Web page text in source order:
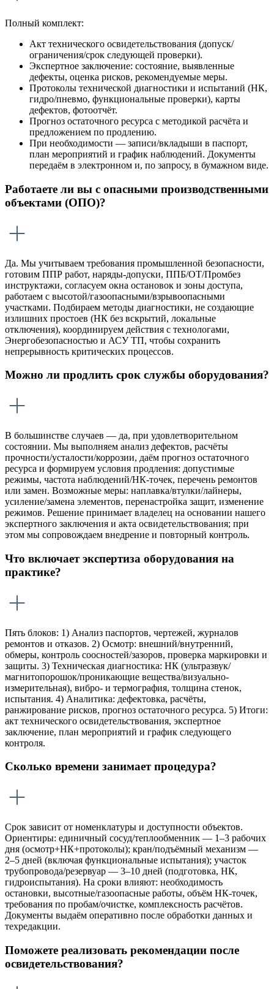
Полный комплект:
Акт технического освидетельствования (допуск/
ограничения/срок следующей проверки).
Экспертное заключение: состояние, выявленные
дефекты, оценка рисков, рекомендуемые меры.
Протоколы технической диагностики и испытаний (НК,
гидро/пневмо, функциональные проверки), карты
дефектов, фотоотчёт.
Прогноз остаточного ресурса с методикой расчёта и
предложением по продлению.
При необходимости — записи/вкладыши в паспорт,
план мероприятий и график наблюдений. Документы
передаём в электронном и, по запросу, в бумажном виде.
Работаете ли вы с опасными производственными
объектами (ОПО)?
Да. Мы учитываем требования промышленной безопасности,
готовим ППР работ, наряды-допуски, ППБ/ОТ/Промбез
инструктажи, согласуем окна остановок и зоны доступа,
работаем с высотой/газоопасными/взрывоопасными
участками. Подбираем методы диагностики, не создающие
излишних простоев (НК без вскрытий, локальные
отключения), координируем действия с технологами,
Энергобезопасностью и АСУ ТП, чтобы сохранить
непрерывность критических процессов.
Можно ли продлить срок службы оборудования?
В большинстве случаев — да, при удовлетворительном
состоянии. Мы выполняем анализ дефектов, расчёты
прочности/усталости/коррозии, даём прогноз остаточного
ресурса и формируем условия продления: допустимые
режимы, частота наблюдений/НК-точек, перечень ремонтов
или замен. Возможные меры: наплавка/втулки/лайнеры,
усиление/замена элементов, перенастройка защит, изменение
режимов. Решение принимает владелец на основании нашего
экспертного заключения и акта освидетельствования; при
этом мы сопровождаем внедрение и повторный контроль.
Что включает экспертиза оборудования на
практике?
Пять блоков: 1) Анализ паспортов, чертежей, журналов
ремонтов и отказов. 2) Осмотр: внешний/внутренний,
обмеры, контроль соосностей/зазоров, проверка маркировки и
защиты. 3) Техническая диагностика: НК (ультразвук/
магнитопорошок/проникающие вещества/визуально-
измерительная), вибро- и термография, толщина стенок,
испытания. 4) Аналитика: дефектовка, расчёты,
ранжирование рисков, прогноз остаточного ресурса. 5) Итоги:
акт технического освидетельствования, экспертное
заключение, план мероприятий и график следующего
контроля.
Сколько времени занимает процедура?
Срок зависит от номенклатуры и доступности объектов.
Ориентиры: единичный сосуд/теплообменник — 1–3 рабочих
дня (осмотр+НК+протоколы); кран/подъёмный механизм —
2–5 дней (включая функциональные испытания); участок
трубопровода/резервуар — 3–10 дней (подготовка, НК,
гидроиспытания). На сроки влияют: необходимость
остановки, высотные/газоопасные работы, объём НК-точек,
требования по пробам/очистке, комплексность расчётов.
Документы выдаём оперативно после обработки данных и
техредакции.
Поможете реализовать рекомендации после
освидетельствования?